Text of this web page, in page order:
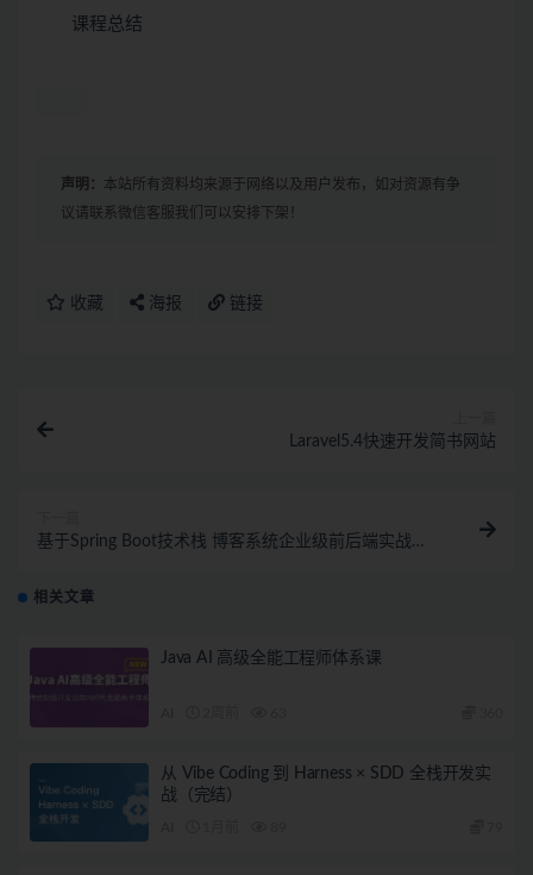
课程总结
声明： 本站所有资料均来源于网络以及用户发布，如对资源有争
议请联系微信客服我们可以安排下架！
收藏 海报 链接
Laravel5.4快速开发简书网站
基于Spring Boot技术栈 博客系统企业级前后端实战
相关文章
Java AI 高级全能工程师体系课
从 Vibe Coding 到 Harness × SDD 全栈开发实
战（完结）